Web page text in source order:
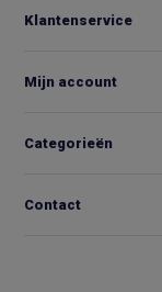
Klantenservice
Mijn account
Categorieën
Contact